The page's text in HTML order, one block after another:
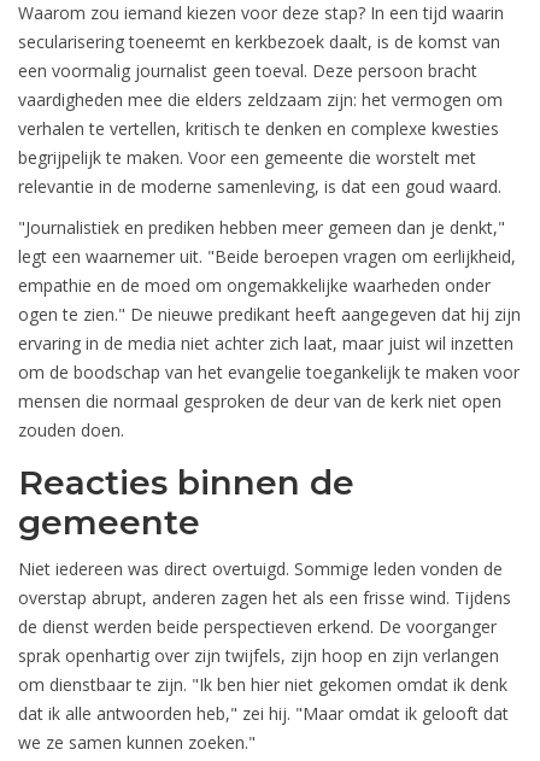
Waarom zou iemand kiezen voor deze stap? In een tijd waarin
secularisering toeneemt en kerkbezoek daalt, is de komst van
een voormalig journalist geen toeval. Deze persoon bracht
vaardigheden mee die elders zeldzaam zijn: het vermogen om
verhalen te vertellen, kritisch te denken en complexe kwesties
begrijpelijk te maken. Voor een gemeente die worstelt met
relevantie in de moderne samenleving, is dat een goud waard.
"Journalistiek en prediken hebben meer gemeen dan je denkt,"
legt een waarnemer uit. "Beide beroepen vragen om eerlijkheid,
empathie en de moed om ongemakkelijke waarheden onder
ogen te zien." De nieuwe predikant heeft aangegeven dat hij zijn
ervaring in de media niet achter zich laat, maar juist wil inzetten
om de boodschap van het evangelie toegankelijk te maken voor
mensen die normaal gesproken de deur van de kerk niet open
zouden doen.
Reacties binnen de
gemeente
Niet iedereen was direct overtuigd. Sommige leden vonden de
overstap abrupt, anderen zagen het als een frisse wind. Tijdens
de dienst werden beide perspectieven erkend. De voorganger
sprak openhartig over zijn twijfels, zijn hoop en zijn verlangen
om dienstbaar te zijn. "Ik ben hier niet gekomen omdat ik denk
dat ik alle antwoorden heb," zei hij. "Maar omdat ik gelooft dat
we ze samen kunnen zoeken."